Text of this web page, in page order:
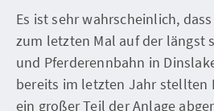
Es ist sehr wahrscheinlich,
zum letzten Mal auf der längst
und Pferderennbahn in
bereits im letzten Jahr stellten
ein großer Teil der Anlage